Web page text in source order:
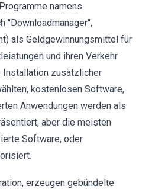
namens
"Downloadmanager",
als Geldgewinnungsmittel für
und ihren Verkehr
Installation zusätzlicher
kostenlosen Software,
Anwendungen werden als
aber die meisten
Software, oder
erzeugen gebündelte